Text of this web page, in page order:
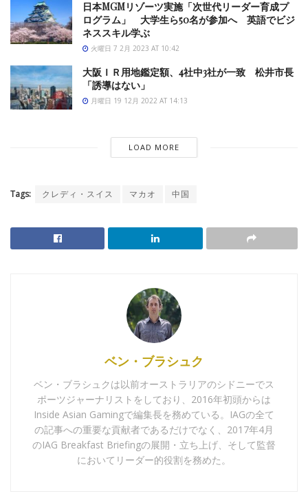
日本MGMリゾーツ実施「次世代リーダー育成プ
ログラム」 大学生ら50名が参加へ 英語でビジ
ネススキル学ぶ
火曜日 7 2月 2023 AT 10:42
大阪ＩＲ用地鑑定額、4社中3社が一致 松井市長
「誘導はない」
月曜日 19 12月 2022 AT 14:13
LOAD MORE
Tags: クレディ・スイス マカオ 中国
ベン・ブラシュク
ベン・ブラシュクは以前オーストラリアのシドニーでス
ポーツジャーナリストをしており、2016年初頭からは
Inside Asian Gamingで編集長を務めている。IAGの全て
の記事への重要な貢献者であるだけでなく、2017年4月
のIAG Breakfast Briefingの展開・立ち上げ、そして監督
においてリーダー的役割を務めた。